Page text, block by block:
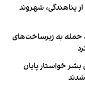
ایرانی ۵ ماه پس از پناهندگی، شهروند
حمله به زیرساخت‌های
خواستار پایان